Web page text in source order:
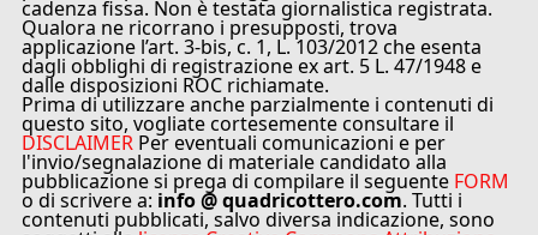
cadenza fissa. Non è testata giornalistica registrata.
Qualora ne ricorrano i presupposti, trova
applicazione l’art. 3-bis, c. 1, L. 103/2012 che esenta
dagli obblighi di registrazione ex art. 5 L. 47/1948 e
dalle disposizioni ROC richiamate.
Prima di utilizzare anche parzialmente i contenuti di
questo sito, vogliate cortesemente consultare il
DISCLAIMER Per eventuali comunicazioni e per
l'invio/segnalazione di materiale candidato alla
pubblicazione si prega di compilare il seguente FORM
o di scrivere a: info @ quadricottero.com. Tutti i
contenuti pubblicati, salvo diversa indicazione, sono